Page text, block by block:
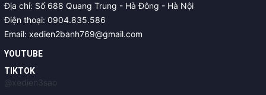
Địa chỉ: Số 688 Quang Trung - Hà Đông - Hà Nội
Điện thoại: 0904.835.586
Email: xedien2banh769@gmail.com
YOUTUBE
TIKTOK
@xedien3sao